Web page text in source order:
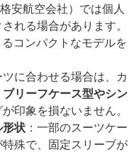
格安航空会社）では個人
れる場合があります。
コンパクトなモデルを
ツに合わせる場合は、カ
ブリーフケース型やシン
印象を損ないません。
状 ：一部のスーツケー
殊で、固定スリーブが